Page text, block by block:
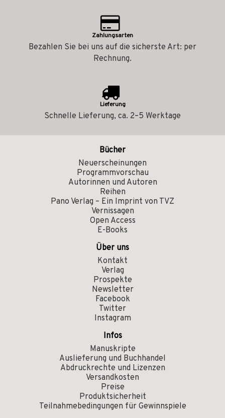
Zahlungsarten
Bezahlen Sie bei uns auf die sicherste Art: per
Rechnung.
Lieferung
Schnelle Lieferung, ca. 2–5 Werktage
Bücher
Neuerscheinungen
Programmvorschau
Autorinnen und Autoren
Reihen
Pano Verlag – Ein Imprint von TVZ
Vernissagen
Open Access
E-Books
Über uns
Kontakt
Verlag
Prospekte
Newsletter
Facebook
Twitter
Instagram
Infos
Manuskripte
Auslieferung und Buchhandel
Abdruckrechte und Lizenzen
Versandkosten
Preise
Produktsicherheit
Teilnahmebedingungen für Gewinnspiele